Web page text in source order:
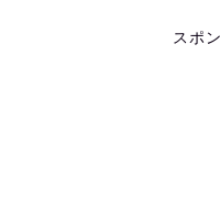
スポ